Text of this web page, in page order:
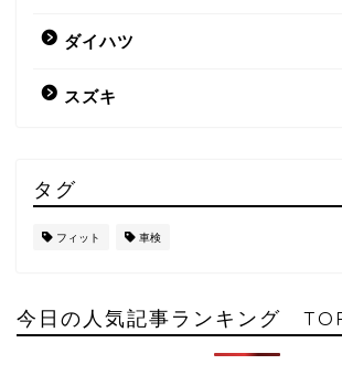
ダイハツ
スズキ
タグ
フィット 車検
今日の人気記事ランキング